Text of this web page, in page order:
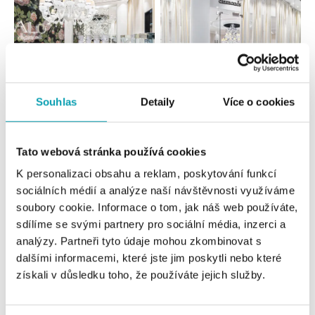
Souhlas Detaily Více o cookies
Tato webová stránka používá cookies
K personalizaci obsahu a reklam, poskytování funkcí
sociálních médií a analýze naší návštěvnosti využíváme
soubory cookie. Informace o tom, jak náš web používáte,
sdílíme se svými partnery pro sociální média, inzerci a
analýzy. Partneři tyto údaje mohou zkombinovat s
dalšími informacemi, které jste jim poskytli nebo které
získali v důsledku toho, že používáte jejich služby.
Všechny Česko Slovensko
ALO diamonds OC Forum Nová Karolina,
Ostrava
Jantarová 3344/4, 702 00 Ostrava-Moravská Ostrava
tel.: +420 603 166 013, +420 603 565 187
dnes otevřeno do 21:00
ALO diamonds OC Nový Smíchov, Praha 5
Plzeňská 8, 150 00 Praha 5 - Smíchov
dnes otevřeno do 21:00